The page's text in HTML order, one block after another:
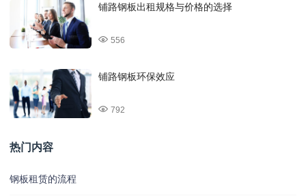
铺路钢板出租规格与价格的选择
556
铺路钢板环保效应
792
热门内容
钢板租赁的流程